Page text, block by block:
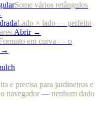
Some vários retângulos
Lado × lado — perfeito
Abrir →
em curva — o
→
e precisa para jardineiros e
navegador — nenhum dado